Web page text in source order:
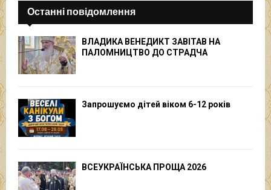
Останні повідомлення
ВЛАДИКА ВЕНЕДИКТ ЗАВІТАВ НА
ПАЛОМНИЦТВО ДО СТРАДЧА
Запрошуємо дітей віком 6-12 років
ВСЕУКРАЇНСЬКА ПРОЩА 2026